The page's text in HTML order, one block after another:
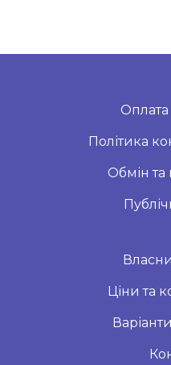
Оплата
Політика
Обмін
Ціни та